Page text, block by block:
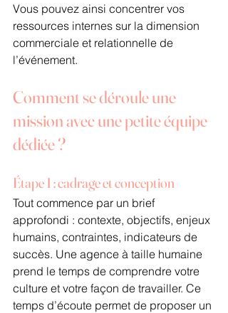
Vous pouvez ainsi concentrer vos
ressources internes sur la dimension
commerciale et relationnelle de
l’événement.
Comment se déroule une
mission avec une petite équipe
dédiée ?
Étape 1 : cadrage et conception
Tout commence par un brief
approfondi : contexte, objectifs, enjeux
humains, contraintes, indicateurs de
succès. Une agence à taille humaine
prend le temps de comprendre votre
culture et votre façon de travailler. Ce
temps d’écoute permet de proposer un